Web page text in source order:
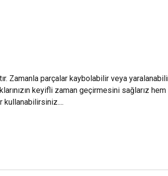
Zamanla parçalar kaybolabilir veya
keyifli zaman geçirmesini sağlarız
kullanabilirsiniz....